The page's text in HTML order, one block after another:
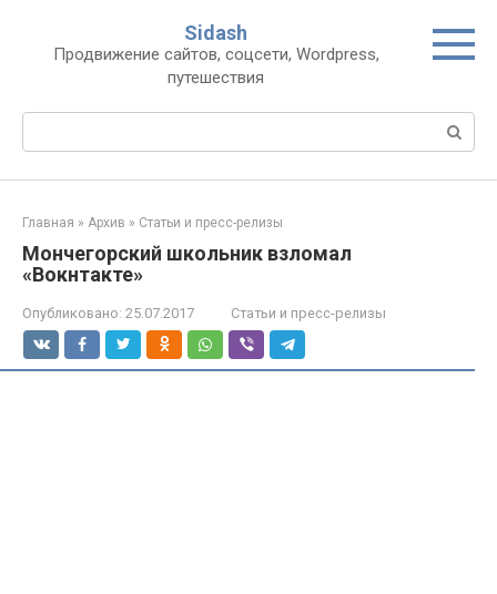
контенту
Sidash
Продвижение сайтов, соцсети, Wordpress,
путешествия
Главная » Архив » Статьи и пресс-релизы
Мончегорский школьник взломал
«Вокнтакте»
Опубликовано: 25.07.2017 Статьи и пресс-релизы